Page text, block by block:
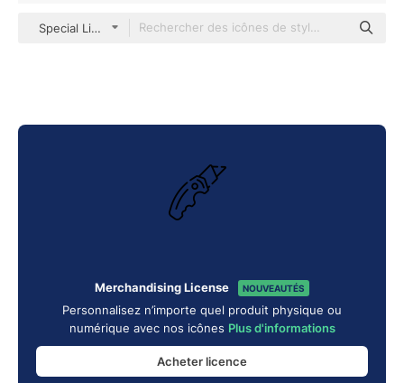
Special Lineal
Merchandising License NOUVEAUTÉS
Personnalisez n’importe quel produit physique ou
numérique avec nos icônes Plus d'informations
Acheter licence